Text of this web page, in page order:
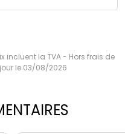
incluent la TVA - Hors frais de
le 03/08/2026